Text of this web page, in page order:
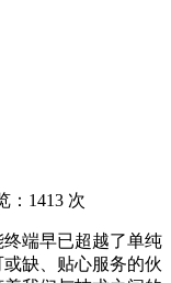
：1413 次
端早已超越了单纯
缺、贴心服务的伙